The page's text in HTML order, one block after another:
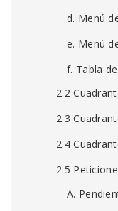
d. Menú
e. Menú
f. Tabla
2.2
2.3
2.4
2.5
A.